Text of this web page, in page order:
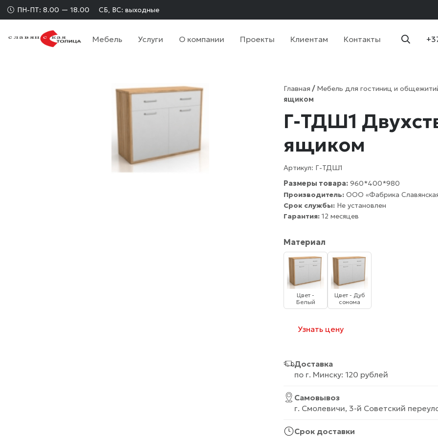
ПН-ПТ: 8.00 — 18.00 СБ, ВС: выходные
Мебель Услуги О компании Проекты Клиентам Контакты
Главная / Мебель для гостиниц и
ящиком
Г-ТДШ1
ящиком
Артикул: Г-ТДШ1
Размеры товара: 960*400*980
Производитель: ООО «Фабрика
Срок службы: Не установлен
Гарантия: 12 месяцев
Материал
Цвет -
Белый
Цвет - Дуб
сонома
Узнать цену
Доставка
по г. Минску: 120 рублей
Самовывоз
г. Смолевичи, 3-й Советский
Срок доставки